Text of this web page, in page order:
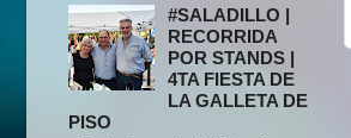
#SALADILLO |
RECORRIDA
POR STANDS |
4TA FIESTA DE
LA GALLETA DE
PISO